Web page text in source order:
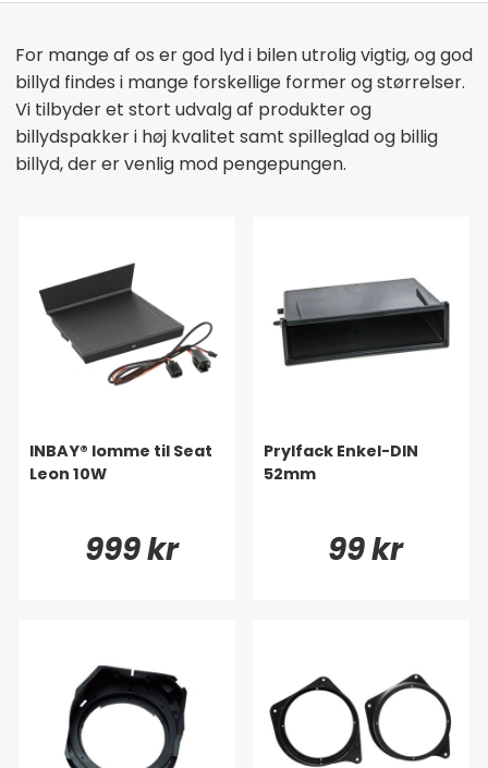
For mange af os er god lyd i bilen utrolig vigtig, og god
billyd findes i mange forskellige former og størrelser.
Vi tilbyder et stort udvalg af produkter og
billydspakker i høj kvalitet samt spilleglad og billig
billyd, der er venlig mod pengepungen.
INBAY® lomme til Seat
Leon 10W
999 kr
Prylfack Enkel-DIN
52mm
99 kr